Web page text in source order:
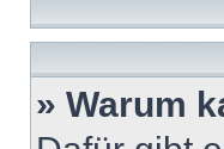
» Warum